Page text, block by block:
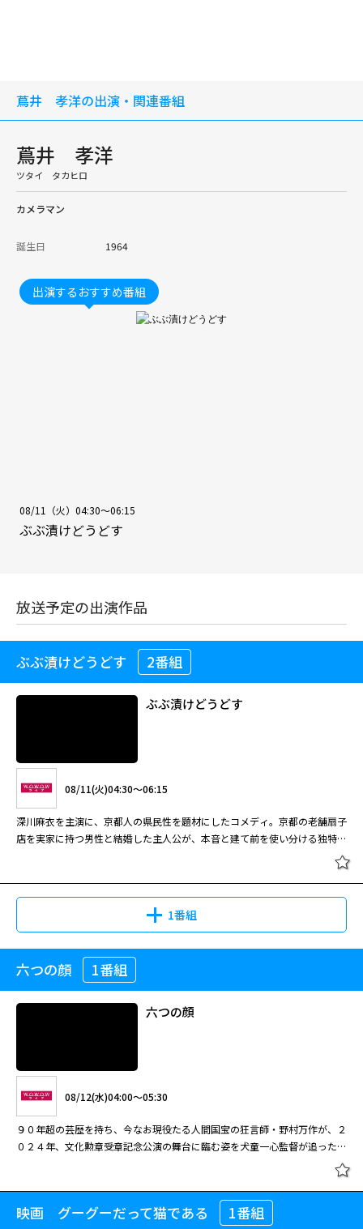
蔦井 孝洋の出演・関連番組
蔦井 孝洋
ツタイ タカヒロ
カメラマン
誕生日 1964
出演するおすすめ番組
08/11（火）04:30～06:15
ぶぶ漬けどうどす
放送予定の出演作品
ぶぶ漬けどうどす 2番組
ぶぶ漬けどうどす
08/11(火)04:30～06:15
深川麻衣を主演に、京都人の県民性を題材にしたコメディ。京都の老舗扇子
店を実家に持つ男性と結婚した主人公が、本音と建て前を使い分ける独特の
1番組
店を実家に持つ男性と結婚した主人公が、本音と建て前を使い分ける独特の
文化に翻弄されていく。
六つの顔 1番組
六つの顔
08/12(水)04:00～05:30
９０年超の芸歴を持ち、今なお現役たる人間国宝の狂言師・野村万作が、２
０２４年、文化勲章受章記念公演の舞台に臨む姿を犬童一心監督が追った珠
六つの顔
映画 グーグーだって猫である 1番組